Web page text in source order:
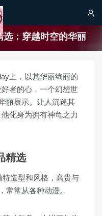

：穿越时空的华丽
上，以其华丽绚丽的
者的心，一个幻想世
丽展示。让人沉迷其
化身为拥有神龟之力
精选
造型和风格，高贵与
常常从各种动漫。